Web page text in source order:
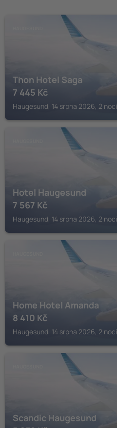
Thon Hotel Saga
7 445 Kč
Haugesund, 14 srpna 2026, 2 noci
Hotel Haugesund
7 567 Kč
Haugesund, 14 srpna 2026, 2 noci
Home Hotel Amanda
8 410 Kč
Haugesund, 14 srpna 2026, 2 noci
Scandic Haugesund